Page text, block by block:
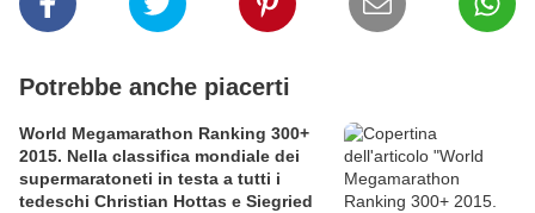
Potrebbe anche piacerti
World Megamarathon Ranking 300+
2015. Nella classifica mondiale dei
supermaratoneti in testa a tutti i
tedeschi Christian Hottas e Siegried